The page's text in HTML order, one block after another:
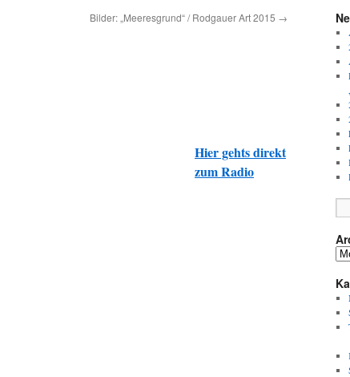
Bilder: „Meeresgrund“ / Rodgauer Art 2015 →
Hier gehts direkt
zum Radio